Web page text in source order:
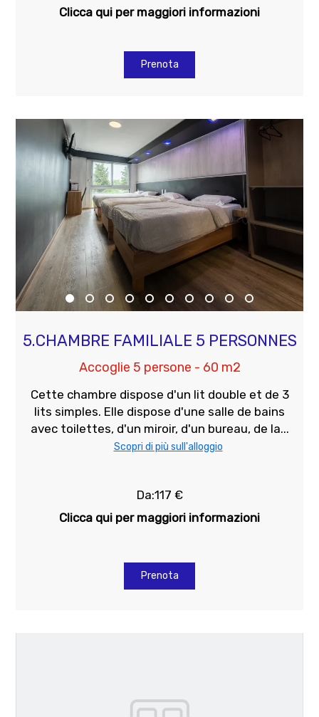
Clicca qui per maggiori informazioni
Prenota
5.CHAMBRE FAMILIALE 5 PERSONNES
Accoglie 5 persone - 60 m2
Cette chambre dispose d'un lit double et de 3
lits simples. Elle dispose d'une salle de bains
avec toilettes, d'un miroir, d'un bureau, de la...
Scopri di più sull'alloggio
Da:117 €
Clicca qui per maggiori informazioni
Prenota